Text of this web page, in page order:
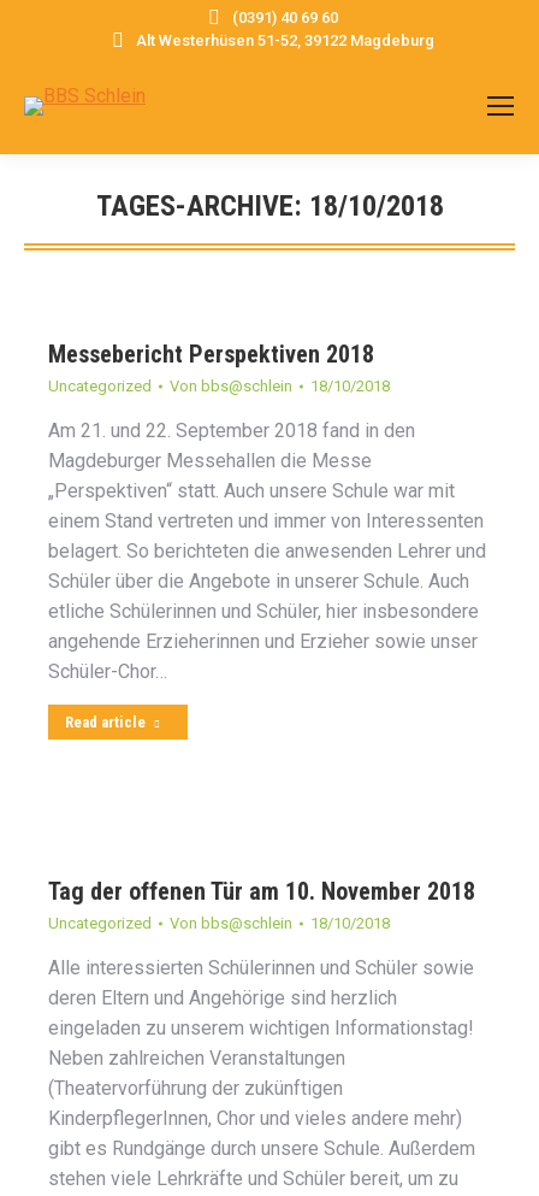
(0391) 40 69 60
Alt Westerhüsen 51-52, 39122 Magdeburg
TAGES-ARCHIVE: 18/10/2018
Sie befinden sich hier:
Messebericht Perspektiven 2018
Uncategorized Von bbs@schlein 18/10/2018
Am 21. und 22. September 2018 fand in den
Magdeburger Messehallen die Messe
„Perspektiven“ statt. Auch unsere Schule war mit
einem Stand vertreten und immer von Interessenten
belagert. So berichteten die anwesenden Lehrer und
Schüler über die Angebote in unserer Schule. Auch
etliche Schülerinnen und Schüler, hier insbesondere
angehende Erzieherinnen und Erzieher sowie unser
Schüler-Chor…
Read article
Tag der offenen Tür am 10. November 2018
Uncategorized Von bbs@schlein 18/10/2018
Alle interessierten Schülerinnen und Schüler sowie
deren Eltern und Angehörige sind herzlich
eingeladen zu unserem wichtigen Informationstag!
Neben zahlreichen Veranstaltungen
(Theatervorführung der zukünftigen
KinderpflegerInnen, Chor und vieles andere mehr)
gibt es Rundgänge durch unsere Schule. Außerdem
stehen viele Lehrkräfte und Schüler bereit, um zu